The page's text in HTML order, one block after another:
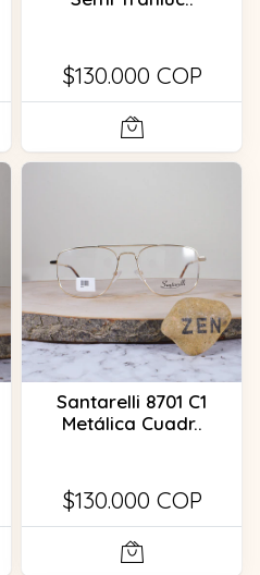
$130.000 COP
Santarelli 8701 C1
Metálica Cuadr..
$130.000 COP